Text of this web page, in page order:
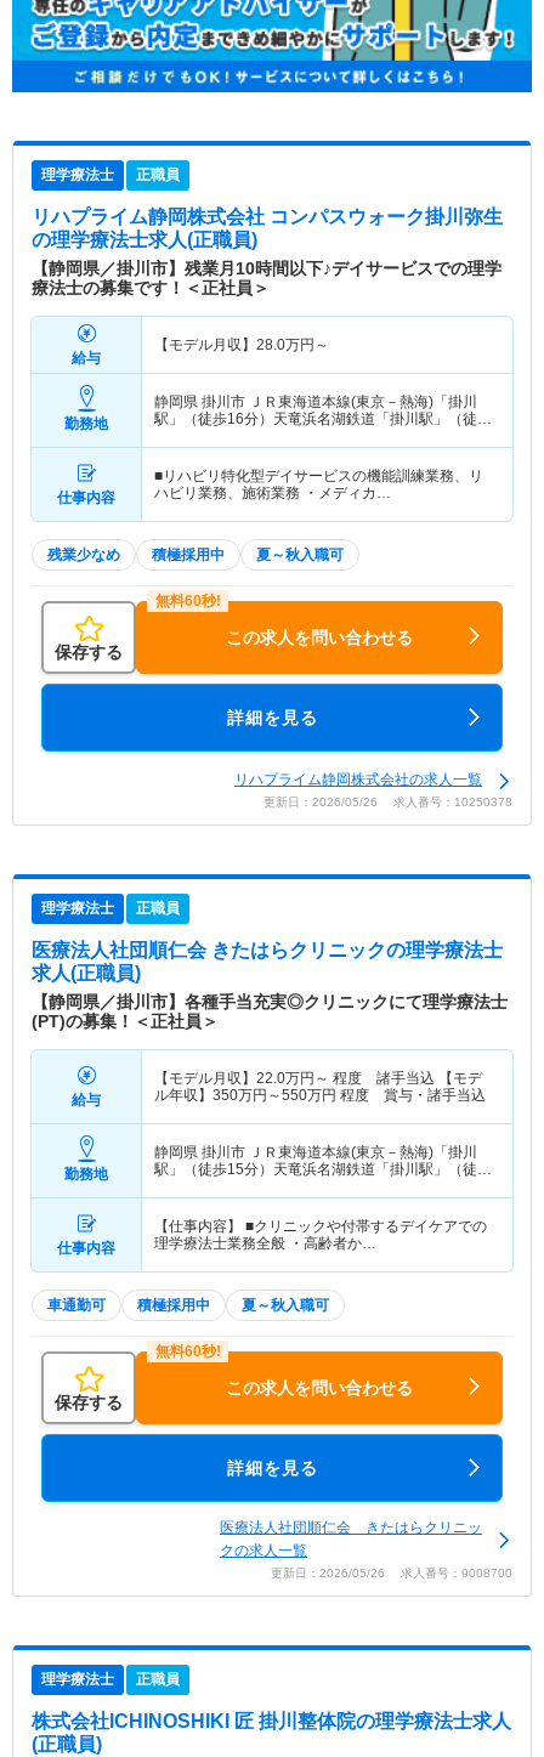
理学療法士 正職員
リハプライム静岡株式会社 コンパスウォーク掛川弥生
の理学療法士求人(正職員)
【静岡県／掛川市】残業月10時間以下♪デイサービスでの理学
療法士の募集です！＜正社員＞
給与
【モデル月収】 28.0万円～
勤務地
静岡県 掛川市 ＪＲ東海道本線(東京－熱海)「掛川
駅」（徒歩16分）天竜浜名湖鉄道「掛川駅」（徒歩
仕事内容
■リハビリ特化型デイサービスの機能訓練業務、リ
ハビリ業務、施術業務 ・メディカ…
残業少なめ 積極採用中 夏～秋入職可
保存する
この求人を問い合わせる
詳細を見る
リハプライム静岡株式会社の求人一覧
更新日：2026/05/26 求人番号：10250378
理学療法士 正職員
医療法人社団順仁会 きたはらクリニックの理学療法士
求人(正職員)
【静岡県／掛川市】各種手当充実◎クリニックにて理学療法士
(PT)の募集！＜正社員＞
給与
【モデル月収】 22.0万円～ 程度 諸手当込 【モデ
ル年収】 350万円～550万円 程度 賞与・諸手当込
勤務地
静岡県 掛川市 ＪＲ東海道本線(東京－熱海)「掛川
駅」（徒歩15分）天竜浜名湖鉄道「掛川駅」（徒歩
仕事内容
【仕事内容】 ■クリニックや付帯するデイケアでの
理学療法士業務全般 ・高齢者か…
車通勤可 積極採用中 夏～秋入職可
保存する
この求人を問い合わせる
詳細を見る
医療法人社団順仁会 きたはらクリニッ
クの求人一覧
更新日：2026/05/26 求人番号：9008700
理学療法士 正職員
株式会社ICHINOSHIKI 匠 掛川整体院の理学療法士求人
(正職員)